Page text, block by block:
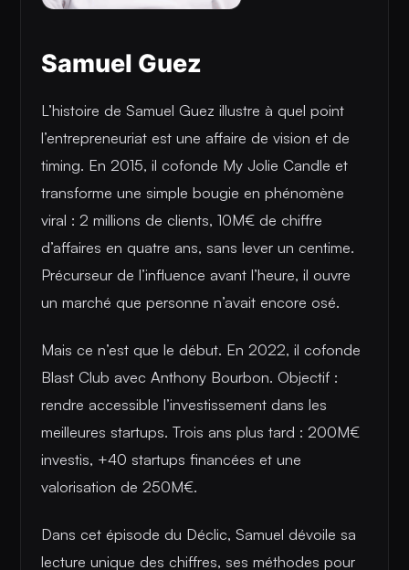
Samuel Guez
L’histoire de Samuel Guez illustre à quel point
l’entrepreneuriat est une affaire de vision et de
timing. En 2015, il cofonde My Jolie Candle et
transforme une simple bougie en phénomène
viral : 2 millions de clients, 10M€ de chiffre
d’affaires en quatre ans, sans lever un centime.
Précurseur de l’influence avant l’heure, il ouvre
un marché que personne n’avait encore osé.
Mais ce n’est que le début. En 2022, il cofonde
Blast Club avec Anthony Bourbon. Objectif :
rendre accessible l’investissement dans les
meilleures startups. Trois ans plus tard : 200M€
investis, +40 startups financées et une
valorisation de 250M€.
Dans cet épisode du Déclic, Samuel dévoile sa
lecture unique des chiffres, ses méthodes pour